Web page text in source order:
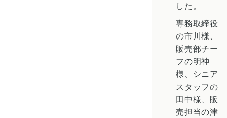
した。
専務取締役
の市川様、
販売部チー
フの明神
様、シニア
スタッフの
田中様、販
売担当の津